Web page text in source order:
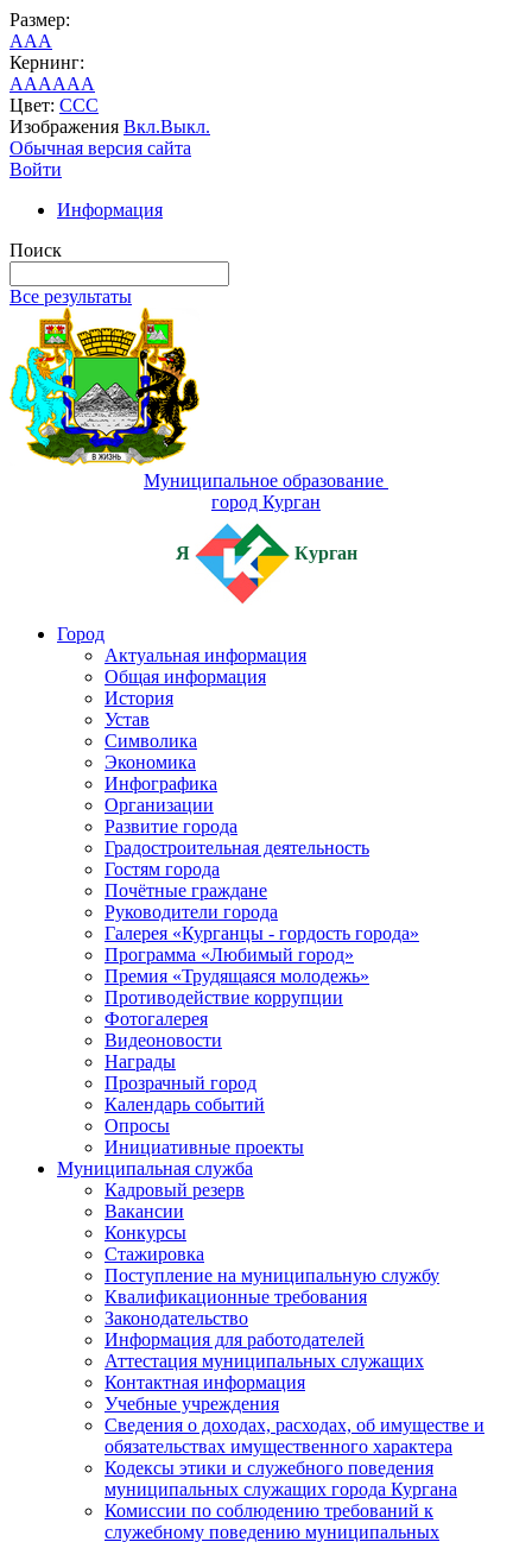
Размер:
AAA
Кернинг:
AAAAAA
Цвет: CCC
Изображения Вкл.Выкл.
Обычная версия сайта
Войти
Информация
Поиск
Все результаты
Муниципальное образование
город Курган
Я Курган
Город
Актуальная информация
Общая информация
История
Устав
Символика
Экономика
Инфографика
Организации
Развитие города
Градостроительная деятельность
Гостям города
Почётные граждане
Руководители города
Галерея «Курганцы - гордость города»
Программа «Любимый город»
Премия «Трудящаяся молодежь»
Противодействие коррупции
Фотогалерея
Видеоновости
Награды
Прозрачный город
Календарь событий
Опросы
Инициативные проекты
Муниципальная служба
Кадровый резерв
Вакансии
Конкурсы
Стажировка
Поступление на муниципальную службу
Квалификационные требования
Законодательство
Информация для работодателей
Аттестация муниципальных служащих
Контактная информация
Учебные учреждения
Сведения о доходах, расходах, об имуществе и
обязательствах имущественного характера
Кодексы этики и служебного поведения
муниципальных служащих города Кургана
Комиссии по соблюдению требований к
служебному поведению муниципальных